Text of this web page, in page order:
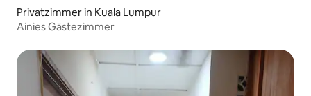
Privatzimmer in Kuala Lumpur
Ainies Gästezimmer